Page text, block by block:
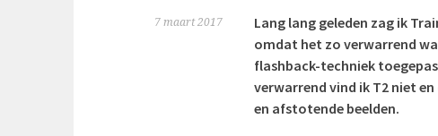
7 maart 2017
Lang lang geleden zag ik
omdat het zo verwarrend
flashback-techniek
verwarrend vind ik T2 niet
en afstotende beelden.